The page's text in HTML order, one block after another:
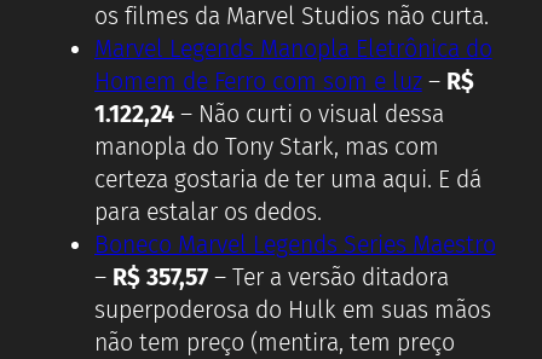
os filmes da Marvel Studios não curta.
Marvel Legends Manopla Eletrônica do
Homem de Ferro com som e luz– R$
1.122,24– Não curti o visual dessa
manopla do Tony Stark, mas com
certeza gostaria de ter uma aqui. E dá
para estalar os dedos.
Boneco Marvel Legends Series Maestro
– R$ 357,57– Ter a versão ditadora
superpoderosa do Hulk em suas mãos
não tem preço (mentira, tem preço